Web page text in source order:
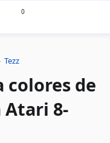
0
Tezz
colores de
Atari 8-